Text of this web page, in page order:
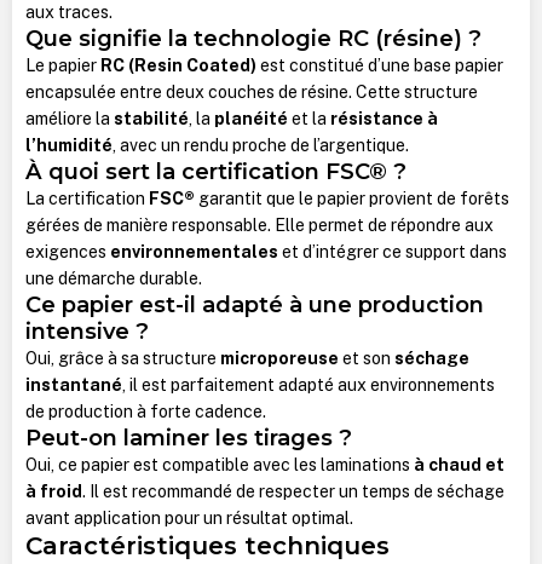
aux traces.
Que signifie la technologie RC (résine) ?
Le papier RC (Resin Coated) est constitué d’une base papier
encapsulée entre deux couches de résine. Cette structure
améliore la stabilité, la planéité et la résistance à
l’humidité, avec un rendu proche de l’argentique.
À quoi sert la certification FSC® ?
La certification FSC® garantit que le papier provient de forêts
gérées de manière responsable. Elle permet de répondre aux
exigences environnementales et d’intégrer ce support dans
une démarche durable.
Ce papier est-il adapté à une production
intensive ?
Oui, grâce à sa structure microporeuse et son séchage
instantané, il est parfaitement adapté aux environnements
de production à forte cadence.
Peut-on laminer les tirages ?
Oui, ce papier est compatible avec les laminations à chaud et
à froid. Il est recommandé de respecter un temps de séchage
avant application pour un résultat optimal.
Caractéristiques techniques